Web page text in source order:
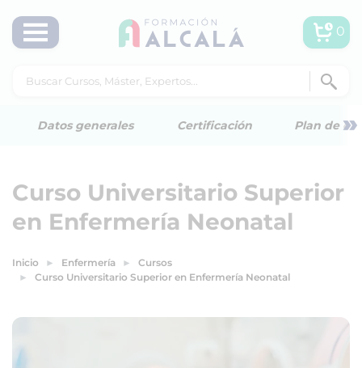
0
Datos generales Certificación Plan de »
Curso Universitario Superior
en Enfermería Neonatal
Inicio Enfermería
Cursos
Curso Universitario Superior en Enfermería Neonatal